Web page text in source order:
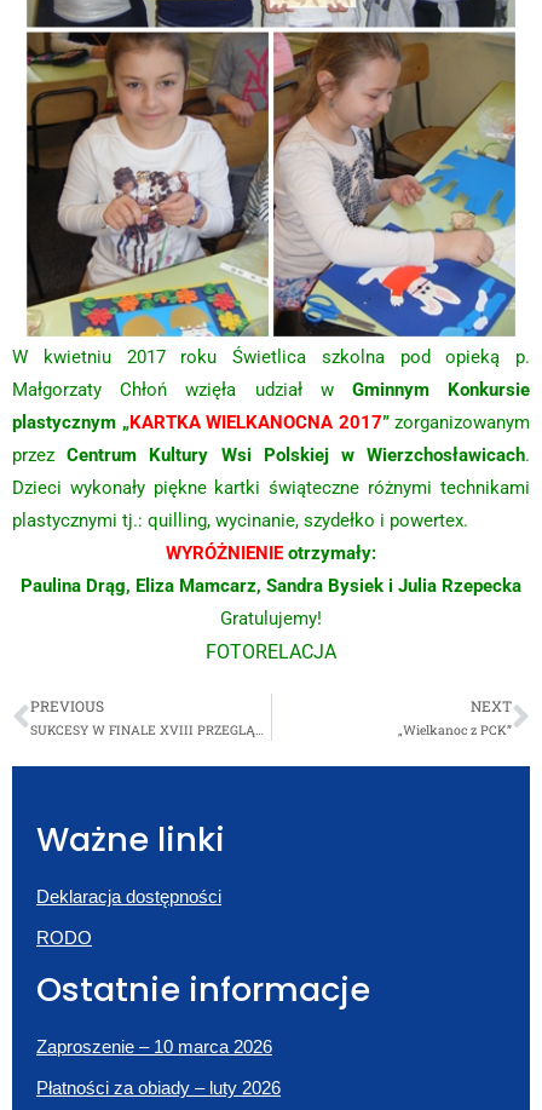
W kwietniu 2017 roku Świetlica szkolna pod opieką p.
Małgorzaty Chłoń wzięła udział w Gminnym Konkursie
plastycznym „KARTKA WIELKANOCNA 2017”zorganizowanym
przezCentrum Kultury Wsi Polskiej w Wierzchosławicach.
Dzieci wykonały piękne kartki świąteczne różnymi technikami
plastycznymi tj.: quilling, wycinanie, szydełko i powertex.
WYRÓŻNIENIEotrzymały:
Paulina Drąg, Eliza Mamcarz, Sandra Bysiek i Julia Rzepecka
Gratulujemy!
FOTORELACJA
PREVIOUS
SUKCESY W FINALE XVIII PRZEGLĄDU POEZJI I PIEŚNI PATRIOTYCZNEJ
NEXT
„Wielkanoc z PCK”
Ważne linki
Deklaracja dostępności
RODO
Ostatnie informacje
Zaproszenie – 10 marca 2026
Płatności za obiady – luty 2026